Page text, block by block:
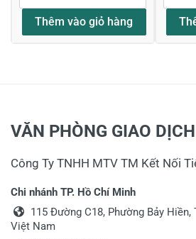
Thêm vào giỏ hàng
VĂN PHÒNG GIAO
Công Ty TNHH MTV TM Kết Nối
Chi nhánh TP. Hồ Chí Minh
115 Đường C18, Phường Bảy
Việt Nam